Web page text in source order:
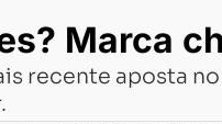
Marca
recente aposta